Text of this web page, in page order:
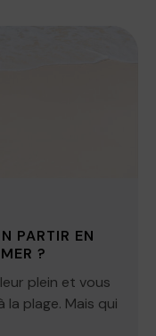
PARTIR EN
?
plein et vous
plage. Mais qui